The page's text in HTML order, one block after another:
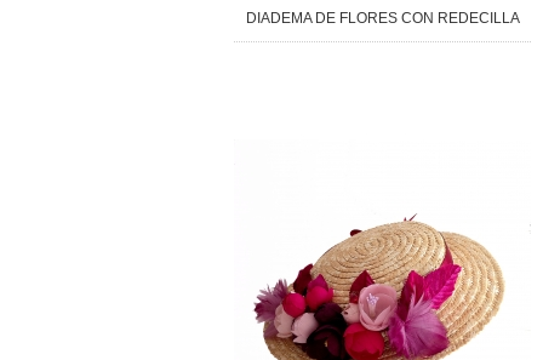
DIADEMA DE FLORES CON REDECILLA